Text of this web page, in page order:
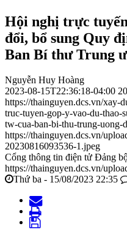
Hội nghị trực
đổi, bổ sung Quy
Ban Bí thư Trung
Nguyễn Huy Hoàng
2023-08-15T22:36:18-04:00
https://thainguyen.dcs.vn/xay-
truc-tuyen-gop-y-vao-du-thao-
tw-cua-ban-bi-thu-trung-uong-
https://thainguyen.dcs.vn/
20230816093536-1.jpeg
Cổng thông tin điện tử Đảng
https://thainguyen.dcs.vn/
Thứ ba - 15/08/2023 22:35